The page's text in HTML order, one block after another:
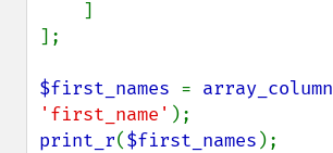
];
$first_names = array_column
'first_name'
print_r($first_names );